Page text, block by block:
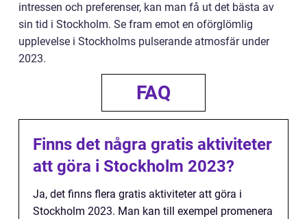
intressen och preferenser, kan man få ut det bästa av
sin tid i Stockholm. Se fram emot en oförglömlig
upplevelse i Stockholms pulserande atmosfär under
2023.
FAQ
Finns det några gratis aktiviteter
att göra i Stockholm 2023?
Ja, det finns flera gratis aktiviteter att göra i
Stockholm 2023. Man kan till exempel promenera